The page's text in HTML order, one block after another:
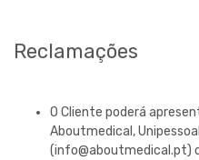
Reclamações
O Cliente poderá
Aboutmedical,
(info@aboutmedical.pt)